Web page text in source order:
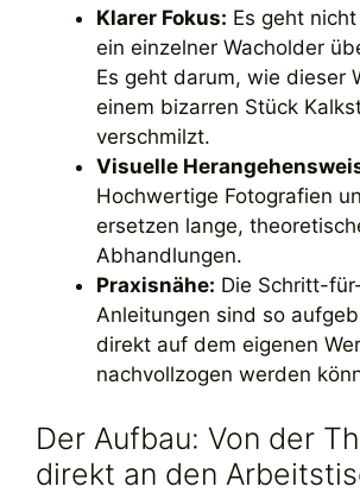
Klarer Fokus: Es geht
ein einzelner Wacholder
Es geht darum, wie dieser
einem bizarren Stück
verschmilzt.
Visuelle
Hochwertige Fotografien
ersetzen lange,
Abhandlungen.
Praxisnähe: Die Schritt-
Anleitungen sind so
direkt auf dem eigenen
nachvollzogen werden
Der Aufbau: Von der
direkt an den